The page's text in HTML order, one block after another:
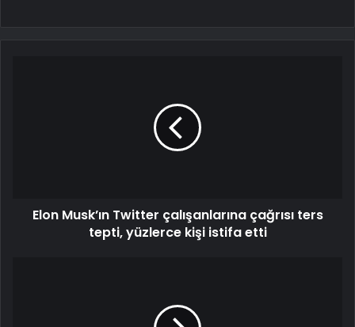
Elon Musk’ın Twitter çalışanlarına çağrısı ters
tepti, yüzlerce kişi istifa etti